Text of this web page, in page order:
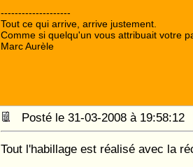
--------------------
Tout ce qui arrive, arrive justement.
Comme si quelqu'un vous attribuait votre
Marc Aurèle
Posté le 31-03-2008 à
Tout l'habillage est réalisé avec la